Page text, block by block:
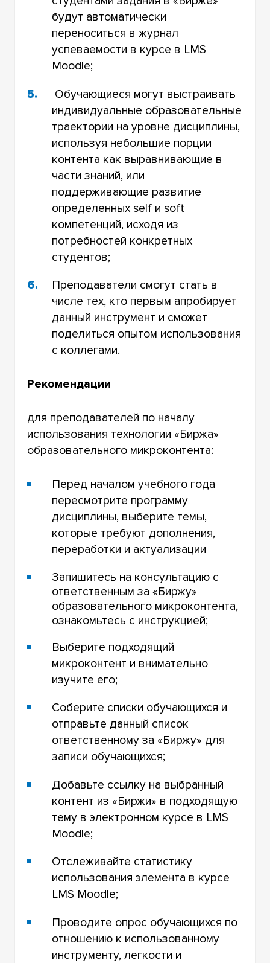
будут автоматически
переноситься в журнал
успеваемости в курсе в LMS
Moodle;
Обучающиеся могут выстраивать
индивидуальные образовательные
траектории на уровне дисциплины,
используя небольшие порции
контента как выравнивающие в
части знаний, или
поддерживающие развитие
определенных self и soft
компетенций, исходя из
потребностей конкретных
студентов;
Преподаватели смогут стать в
числе тех, кто первым апробирует
данный инструмент и сможет
поделиться опытом использования
с коллегами.
Рекомендации
для преподавателей по началу
использования технологии «Биржа»
образовательного микроконтента:
Перед началом учебного года
пересмотрите программу
дисциплины, выберите темы,
которые требуют дополнения,
переработки и актуализации
Запишитесь на консультацию с
ответственным за «Биржу»
образовательного микроконтента,
ознакомьтесь с инструкцией;
Выберите подходящий
микроконтент и внимательно
изучите его;
Соберите списки обучающихся и
отправьте данный список
ответственному за «Биржу» для
записи обучающихся;
Добавьте ссылку на выбранный
контент из «Биржи» в подходящую
тему в электронном курсе в LMS
Moodle;
Отслеживайте статистику
использования элемента в курсе
LMS Moodle;
Проводите опрос обучающихся по
отношению к использованному
инструменту, легкости и